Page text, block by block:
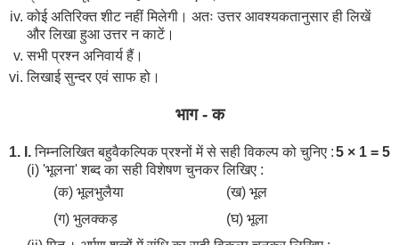
कोई अतिरिक्त शीट नहीं मिलेगी। अतः उत्तर आवश्यकतानुसार ही लिखें
और लिखा हुआ उत्तर न काटें।
सभी प्रश्न अनिवार्य हैं।
लिखाई सुन्दर एवं साफ हो।
भाग - क
1. I.निम्नलिखित बहुवैकल्पिक प्रश्नों में से सही विकल्प को चुनिए :5 × 1 = 5
(i) 'भूलना' शब्द का सही विशेषण चुनकर लिखिए :
(क) भूलभुलैया
(ख) भूल
(ग) भुलक्कड़
(घ) भूला